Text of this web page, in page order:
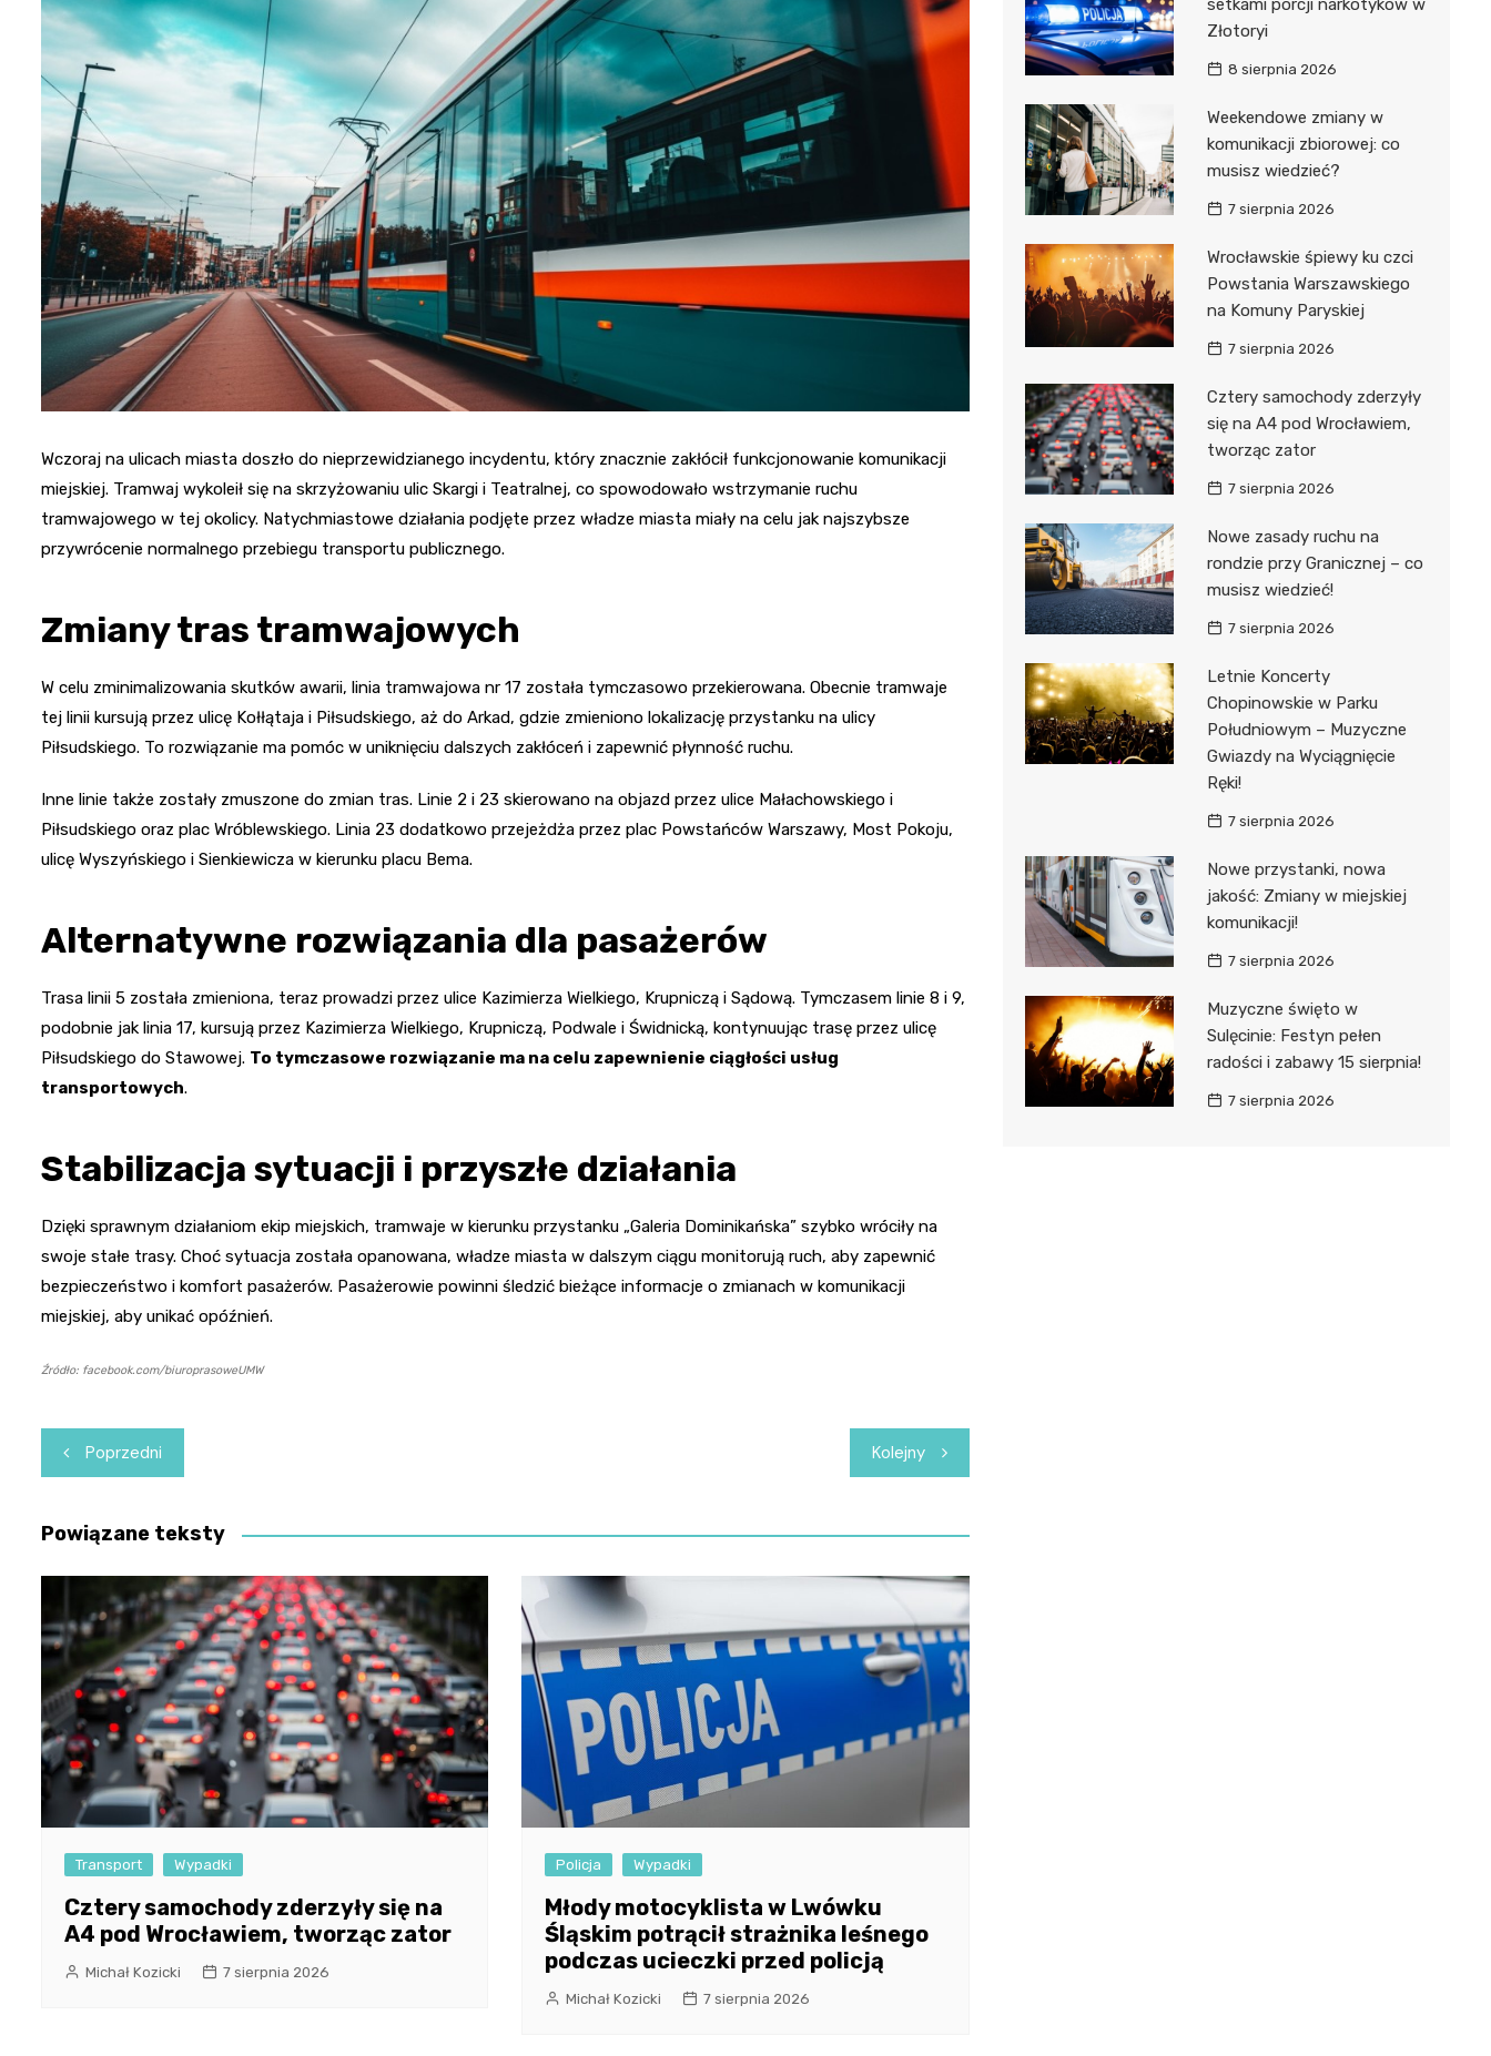
Fryzjer
Kino
Poczta
Wczoraj na ulicach miasta doszło do nieprzewidzianego incydentu, który znacznie zakłócił funkcjonowanie komunikacji
miejskiej. Tramwaj wykoleił się na skrzyżowaniu ulic Skargi i Teatralnej, co spowodowało wstrzymanie ruchu
tramwajowego w tej okolicy. Natychmiastowe działania podjęte przez władze miasta miały na celu jak najszybsze
przywrócenie normalnego przebiegu transportu publicznego.
Zmiany tras tramwajowych
W celu zminimalizowania skutków awarii, linia tramwajowa nr 17 została tymczasowo przekierowana. Obecnie tramwaje
tej linii kursują przez ulicę Kołłątaja i Piłsudskiego, aż do Arkad, gdzie zmieniono lokalizację przystanku na ulicy
Piłsudskiego. To rozwiązanie ma pomóc w uniknięciu dalszych zakłóceń i zapewnić płynność ruchu.
Inne linie także zostały zmuszone do zmian tras. Linie 2 i 23 skierowano na objazd przez ulice Małachowskiego i
Piłsudskiego oraz plac Wróblewskiego. Linia 23 dodatkowo przejeżdża przez plac Powstańców Warszawy, Most Pokoju,
ulicę Wyszyńskiego i Sienkiewicza w kierunku placu Bema.
Alternatywne rozwiązania dla pasażerów
Trasa linii 5 została zmieniona, teraz prowadzi przez ulice Kazimierza Wielkiego, Krupniczą i Sądową. Tymczasem linie 8 i 9,
podobnie jak linia 17, kursują przez Kazimierza Wielkiego, Krupniczą, Podwale i Świdnicką, kontynuując trasę przez ulicę
Piłsudskiego do Stawowej. To tymczasowe rozwiązanie ma na celu zapewnienie ciągłości usług
transportowych.
Stabilizacja sytuacji i przyszłe działania
Dzięki sprawnym działaniom ekip miejskich, tramwaje w kierunku przystanku „Galeria Dominikańska” szybko wróciły na
swoje stałe trasy. Choć sytuacja została opanowana, władze miasta w dalszym ciągu monitorują ruch, aby zapewnić
bezpieczeństwo i komfort pasażerów. Pasażerowie powinni śledzić bieżące informacje o zmianach w komunikacji
miejskiej, aby unikać opóźnień.
Źródło: facebook.com/biuroprasoweUMW
Nawigacja
wpisu
Poprzedni Kolejny
Powiązane teksty
Transport Wypadki
Cztery samochody zderzyły się na
A4 pod Wrocławiem, tworząc zator
Michał Kozicki 7 sierpnia 2026
Policja Wypadki
Młody motocyklista w Lwówku
Śląskim potrącił strażnika leśnego
podczas ucieczki przed policją
Michał Kozicki 7 sierpnia 2026
setkami porcji narkotyków w
Złotoryi
8 sierpnia 2026
Weekendowe zmiany w
komunikacji zbiorowej: co
musisz wiedzieć?
7 sierpnia 2026
Wrocławskie śpiewy ku czci
Powstania Warszawskiego
na Komuny Paryskiej
7 sierpnia 2026
Cztery samochody zderzyły
się na A4 pod Wrocławiem,
tworząc zator
7 sierpnia 2026
Nowe zasady ruchu na
rondzie przy Granicznej – co
musisz wiedzieć!
7 sierpnia 2026
Letnie Koncerty
Chopinowskie w Parku
Południowym – Muzyczne
Gwiazdy na Wyciągnięcie
Ręki!
7 sierpnia 2026
Nowe przystanki, nowa
jakość: Zmiany w miejskiej
komunikacji!
7 sierpnia 2026
Muzyczne święto w
Sulęcinie: Festyn pełen
radości i zabawy 15 sierpnia!
7 sierpnia 2026